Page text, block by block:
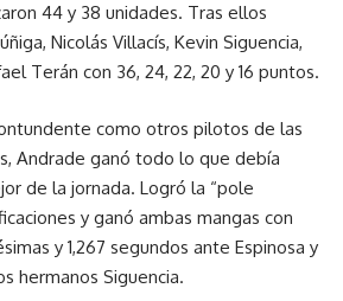
44 y 38 unidades. Tras ellos
Nicolás Villacís, Kevin Siguencia,
Terán con 36, 24, 22, 20 y 16 puntos.
como otros pilotos de las
Andrade ganó todo lo que debía
de la jornada. Logró la “pole
y ganó ambas mangas con
y 1,267 segundos ante Espinosa y
hermanos Siguencia.